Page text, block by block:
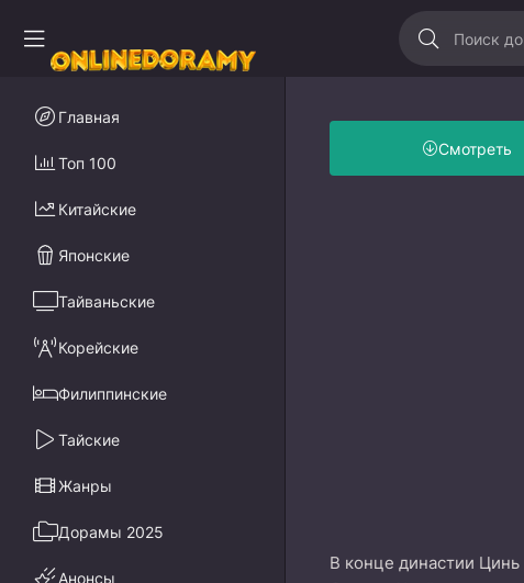
Смотреть
В конце династии
Главная
Топ 100
Китайские
Японские
Тайваньские
Корейские
Филиппинские
Тайские
Жанры
Дорамы 2025
Анонсы